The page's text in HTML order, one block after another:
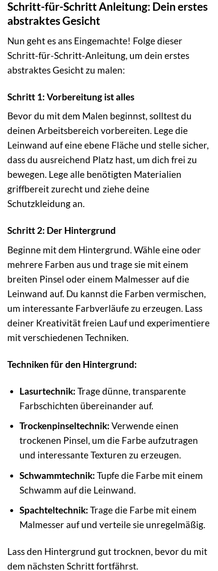
Schritt-für-Schritt Anleitung: Dein erstes
abstraktes Gesicht
Nun geht es ans Eingemachte! Folge dieser
Schritt-für-Schritt-Anleitung, um dein erstes
abstraktes Gesicht zu malen:
Schritt 1: Vorbereitung ist alles
Bevor du mit dem Malen beginnst, solltest du
deinen Arbeitsbereich vorbereiten. Lege die
Leinwand auf eine ebene Fläche und stelle sicher,
dass du ausreichend Platz hast, um dich frei zu
bewegen. Lege alle benötigten Materialien
griffbereit zurecht und ziehe deine
Schutzkleidung an.
Schritt 2: Der Hintergrund
Beginne mit dem Hintergrund. Wähle eine oder
mehrere Farben aus und trage sie mit einem
breiten Pinsel oder einem Malmesser auf die
Leinwand auf. Du kannst die Farben vermischen,
um interessante Farbverläufe zu erzeugen. Lass
deiner Kreativität freien Lauf und experimentiere
mit verschiedenen Techniken.
Techniken für den Hintergrund:
Lasurtechnik: Trage dünne, transparente
Farbschichten übereinander auf.
Trockenpinseltechnik: Verwende einen
trockenen Pinsel, um die Farbe aufzutragen
und interessante Texturen zu erzeugen.
Schwammtechnik: Tupfe die Farbe mit einem
Schwamm auf die Leinwand.
Spachteltechnik: Trage die Farbe mit einem
Malmesser auf und verteile sie unregelmäßig.
Lass den Hintergrund gut trocknen, bevor du mit
dem nächsten Schritt fortfährst.